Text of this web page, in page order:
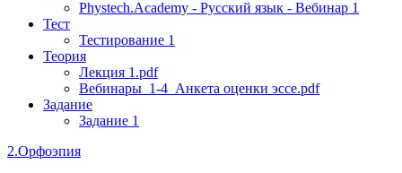
Phystech.Academy - Русский язык - Вебинар 1
Тест
Тестирование 1
Теория
Лекция 1.pdf
Вебинары_1-4_Анкета оценки эссе.pdf
Задание
Задание 1
2.Орфоэпия